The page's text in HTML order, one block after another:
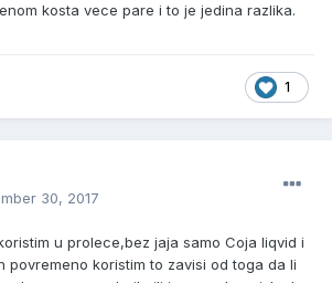
kosta vece pare i to je jedina razlika.
1
30, 2017
u prolece,bez jaja samo Coja liqvid i
povremeno koristim to zavisi od toga da li